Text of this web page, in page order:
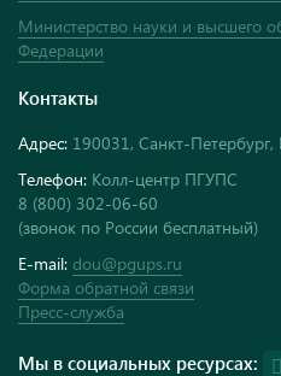
Министерство науки и высшего
Федерации
Контакты
Адрес: 190031, Санкт-
Телефон: Колл-центр ПГУПС
8 (800) 302-06-60
(звонок по России бесплатный)
E-mail: dou@pgups.ru
Форма обратной связи
Пресс-служба
Мы в социальных ресурсах: